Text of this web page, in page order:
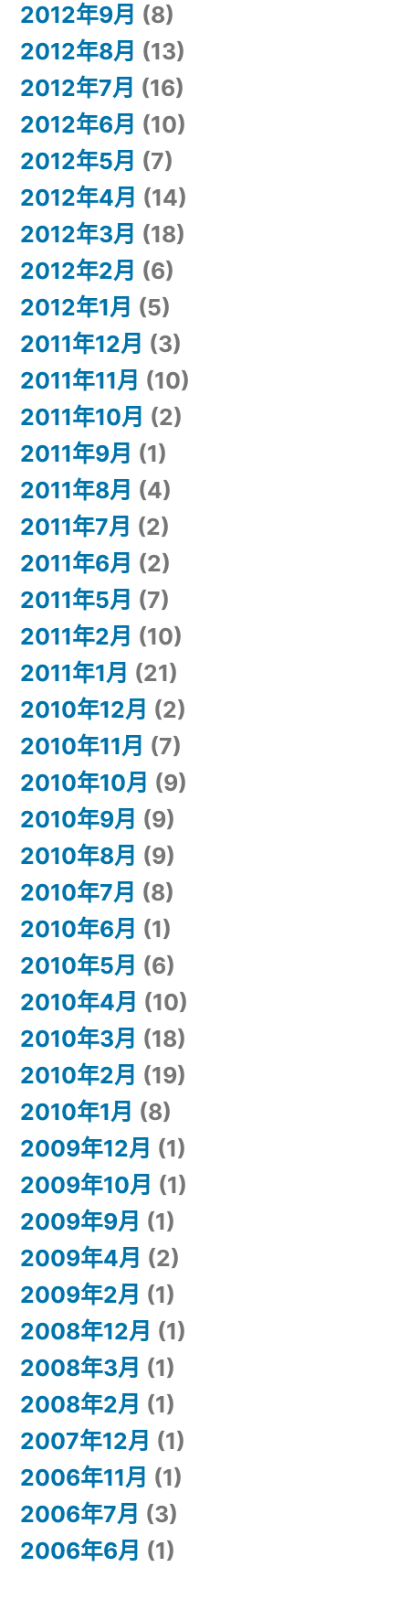
2012年9月 (8)
2012年8月 (13)
2012年7月 (16)
2012年6月 (10)
2012年5月 (7)
2012年4月 (14)
2012年3月 (18)
2012年2月 (6)
2012年1月 (5)
2011年12月 (3)
2011年11月 (10)
2011年10月 (2)
2011年9月 (1)
2011年8月 (4)
2011年7月 (2)
2011年6月 (2)
2011年5月 (7)
2011年2月 (10)
2011年1月 (21)
2010年12月 (2)
2010年11月 (7)
2010年10月 (9)
2010年9月 (9)
2010年8月 (9)
2010年7月 (8)
2010年6月 (1)
2010年5月 (6)
2010年4月 (10)
2010年3月 (18)
2010年2月 (19)
2010年1月 (8)
2009年12月 (1)
2009年10月 (1)
2009年9月 (1)
2009年4月 (2)
2009年2月 (1)
2008年12月 (1)
2008年3月 (1)
2008年2月 (1)
2007年12月 (1)
2006年11月 (1)
2006年7月 (3)
2006年6月 (1)